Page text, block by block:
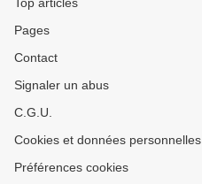
Pages
Contact
Signaler un abus
C.G.U.
Cookies et données personnelles
Préférences cookies